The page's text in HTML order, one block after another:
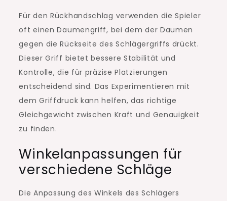
Für den Rückhandschlag verwenden die Spieler
oft einen Daumengriff, bei dem der Daumen
gegen die Rückseite des Schlägergriffs drückt.
Dieser Griff bietet bessere Stabilität und
Kontrolle, die für präzise Platzierungen
entscheidend sind. Das Experimentieren mit
dem Griffdruck kann helfen, das richtige
Gleichgewicht zwischen Kraft und Genauigkeit
zu finden.
Winkelanpassungen für
verschiedene Schläge
Die Anpassung des Winkels des Schlägers